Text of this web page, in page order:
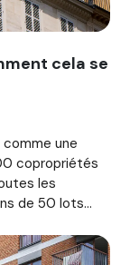
copropriété :
cela se
une
copropriétés
les
de 50 lots...